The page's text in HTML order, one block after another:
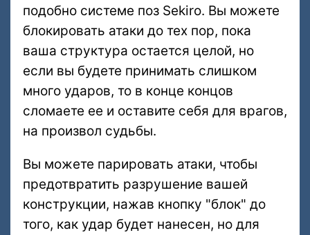
подобно системе поз Sekiro. Вы можете
блокировать атаки до тех пор, пока
ваша структура остается целой, но
если вы будете принимать слишком
много ударов, то в конце концов
сломаете ее и оставите себя для врагов,
на произвол судьбы.
Вы можете парировать атаки, чтобы
предотвратить разрушение вашей
конструкции, нажав кнопку "блок" до
того, как удар будет нанесен, но для